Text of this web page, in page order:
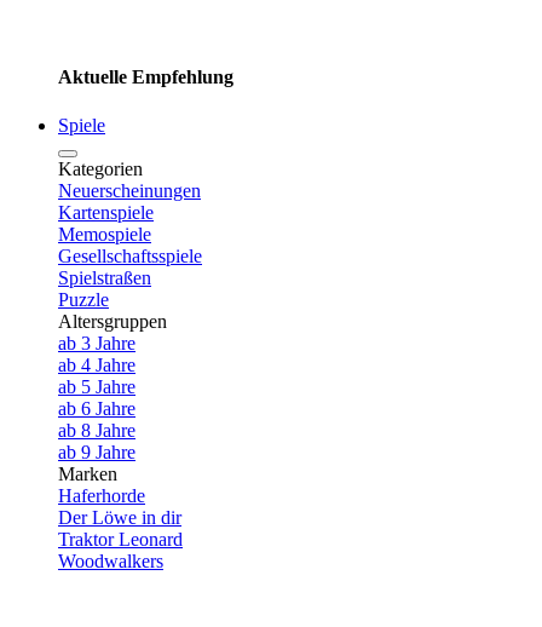
Aktuelle Empfehlung
Spiele
Kategorien
Neuerscheinungen
Kartenspiele
Memospiele
Gesellschaftsspiele
Spielstraßen
Puzzle
Altersgruppen
ab 3 Jahre
ab 4 Jahre
ab 5 Jahre
ab 6 Jahre
ab 8 Jahre
ab 9 Jahre
Marken
Haferhorde
Der Löwe in dir
Traktor Leonard
Woodwalkers